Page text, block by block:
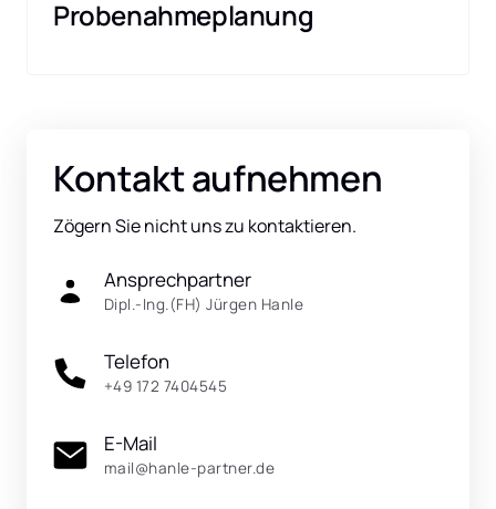
Probenahmeplanung
Kontakt aufnehmen
Zögern Sie nicht uns zu kontaktieren.
Ansprechpartner
Dipl.-Ing.(FH) Jürgen Hanle
Telefon
+49 172 7404545
E-Mail
mail@hanle-partner.de